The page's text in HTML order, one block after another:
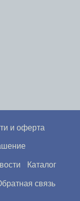
и оферта
Каталог
связь